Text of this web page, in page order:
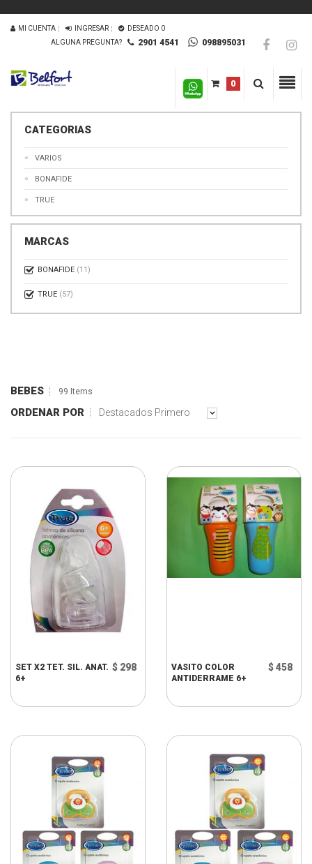
MI CUENTA INGRESAR DESEADO 0
ALGUNA PREGUNTA?
2901 4541 098895031
0
CATEGORIAS
VARIOS
BONAFIDE
TRUE
MARCAS
BONAFIDE (11)
TRUE (57)
BEBES 99 Items
ORDENAR POR Destacados Primero
SET X2 TET. SIL. ANAT.
6+
$ 298
VASITO COLOR
ANTIDERRAME 6+
$ 458